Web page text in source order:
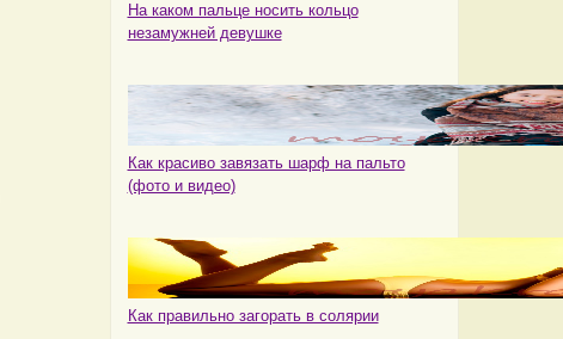
На каком пальце носить кольцо
незамужней девушке
Как красиво завязать шарф на пальто
(фото и видео)
Как правильно загорать в солярии